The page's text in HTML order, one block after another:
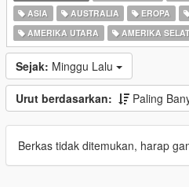
ASIA
AUSTRALIA EROPA
AMERIKA UTARA
AMERIKA
Sejak: Minggu Lalu
Urut berdasarkan: Paling
Berkas tidak ditemukan, harap